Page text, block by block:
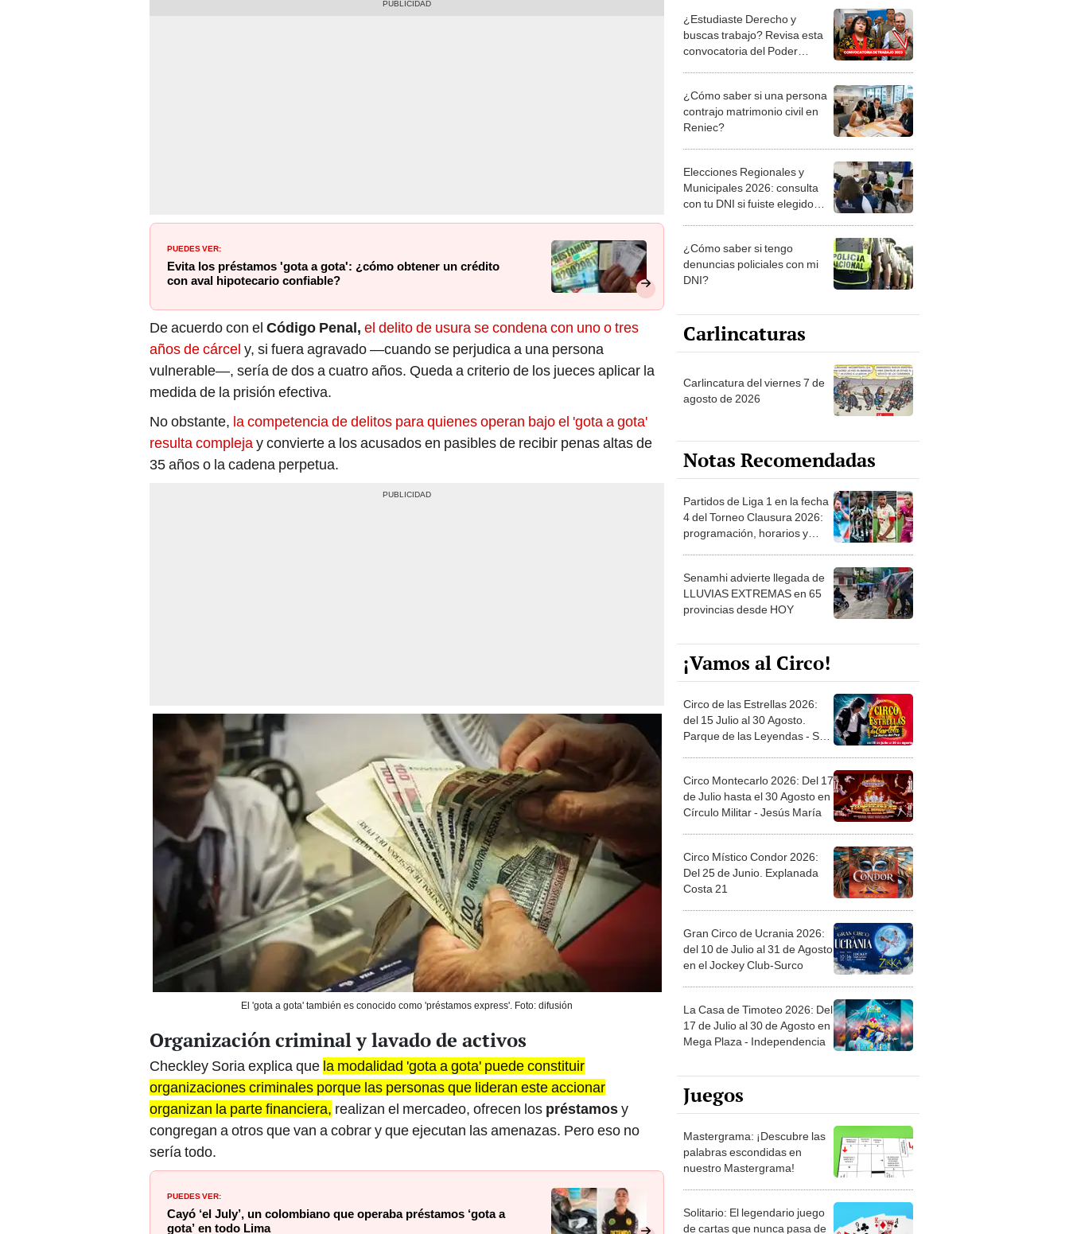
Evita los préstamos 'gota a gota': ¿cómo obtener un crédito
con aval hipotecario confiable?
De acuerdo con elCódigo Penal,el delito de usura se condena con uno o tres
años de cárcely, si fuera agravado —cuando se perjudica a una persona
vulnerable—, sería de dos a cuatro años. Queda a criterio de los jueces aplicar la
medida de la prisión efectiva.
la competencia de delitos para quienes operan bajo el 'gota a gota'
resulta complejay convierte a los acusados en pasibles de recibir penas altas de
35 años o la cadena perpetua.
El 'gota a gota' también es conocido como 'préstamos express'. Foto: difusión
Checkley Soria explica quela modalidad 'gota a gota' puede constituir
organizaciones criminales porque las personas que lideran este accionar
organizan la parte financiera,realizan el mercadeo, ofrecen lospréstamos
congregan a otros que van a cobrar y que ejecutan las amenazas. Pero eso no
sería todo.
Cayó ‘el July’, un colombiano que operaba préstamos ‘gota a
gota’ en todo Lima
buscas trabajo? Revisa esta
convocatoria del Poder
Judicial con sueldos desde
contrajo matrimonio civil en
Reniec?
Municipales 2026: consulta
con tu DNI si fuiste elegido
miembro de mesa para este 4
denuncias policiales con mi
DNI?
Carlincaturas
agosto de 2026
Notas Recomendadas
4 del Torneo Clausura 2026:
programación, horarios y
dónde ver
LLUVIAS EXTREMAS en 65
provincias desde HOY
¡Vamos al Circo!
del 15 Julio al 30 Agosto.
Parque de las Leyendas - San
Miguel
de Julio hasta el 30 Agosto en
Círculo Militar - Jesús María
Del 25 de Junio. Explanada
Costa 21
del 10 de Julio al 31 de Agosto
en el Jockey Club-Surco
17 de Julio al 30 de Agosto en
Mega Plaza - Independencia
Juegos
palabras escondidas en
nuestro Mastergrama!
de cartas que nunca pasa de
moda. Organiza el mazo y